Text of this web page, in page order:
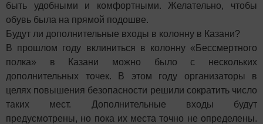
быть удобными и комфортными. Желательно, чтобы
обувь была на прямой подошве.
Будут ли дополнительные входы в колонну в Казани?
В прошлом году вклиниться в колонну «Бессмертного
полка» в Казани можно было с нескольких
дополнительных точек. В этом году организаторы в
целях повышения безопасности решили сократить число
таких мест. Дополнительные входы будут
предусмотрены, но пока их места точно не определены.